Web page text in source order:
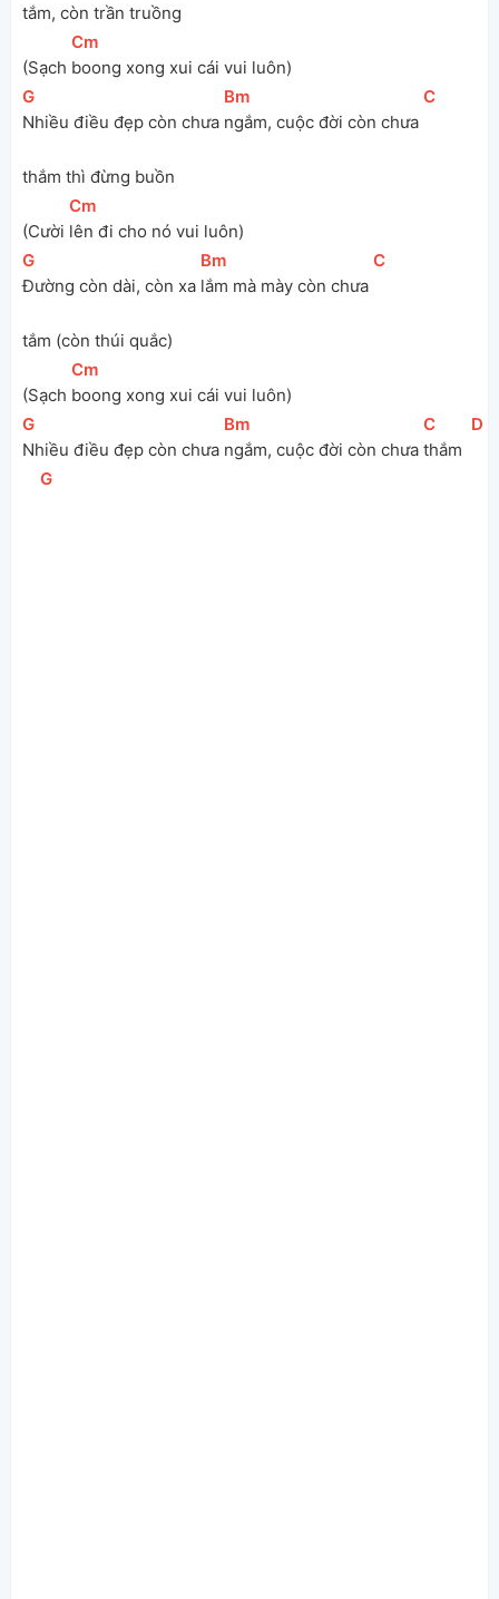
tắm, còn trần truồng
(Sạch
[
Cm
boong xong xui cái vui luôn)
[
G
Nhiều điều đẹp còn chưa
[Bm
ngắm, cuộc đời còn chưa
[
C
thắm thì đừng buồn
(Cười
[
Cm
lên đi cho nó vui luôn)
[
G
Đường còn dài, còn xa
[Bm
lắm mà mày còn chưa
[
C
tắm (còn thúi quắc)
(Sạch
[
Cm
boong xong xui cái vui luôn)
[
G
Nhiều điều đẹp còn chưa
[Bm
ngắm, cuộc đời còn chưa
[
C
thắm
[D
[
G